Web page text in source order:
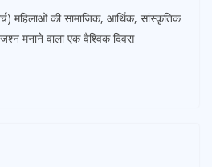
महिलाओं की सामाजिक, आर्थिक, सांस्कृतिक
मनाने वाला एक वैश्विक दिवस